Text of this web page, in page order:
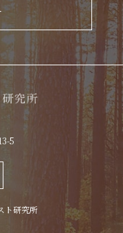
5
ト研究所